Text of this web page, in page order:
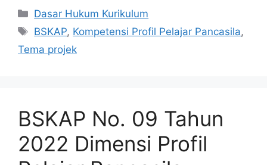
Kategori
Dasar Hukum Kurikulum
Tag
BSKAP, Kompetensi Profil Pelajar Pancasila,
Tema projek
BSKAP No. 09 Tahun
2022 Dimensi Profil